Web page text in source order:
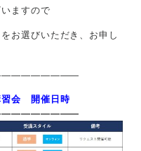
ますので
お選びいただき、お申し
習会 開催日時